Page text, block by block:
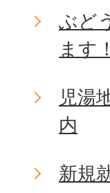
ぶど
ます！
児湯
内
新規